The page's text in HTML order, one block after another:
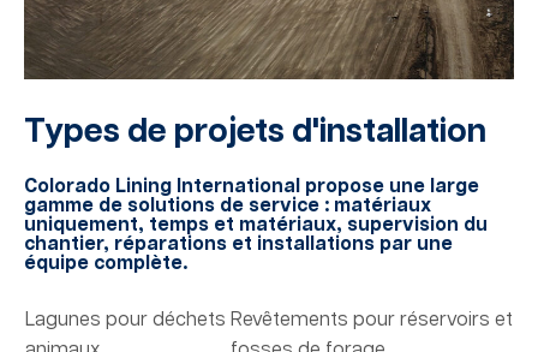
Types de projets d'installation
Colorado Lining International propose une large
gamme de solutions de service : matériaux
uniquement, temps et matériaux, supervision du
chantier, réparations et installations par une
équipe complète.
Lagunes pour déchets Revêtements pour réservoirs et